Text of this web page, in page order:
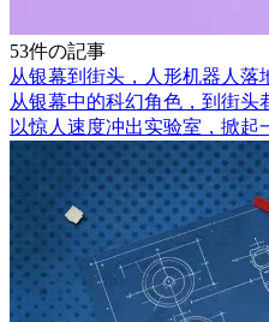
53件の記事
从银幕到街头，人形机器人落
从银幕中的科幻角色，到街
以惊人速度冲出实验室，掀起